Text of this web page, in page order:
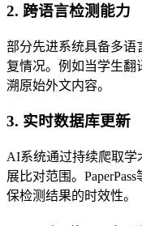
2. 跨语言检测能力
部分先进系统具备多语
复情况。例如当学生翻
溯原始外文内容。
3. 实时数据库更新
AI系统通过持续爬取学
展比对范围。
保检测结果的时效性。